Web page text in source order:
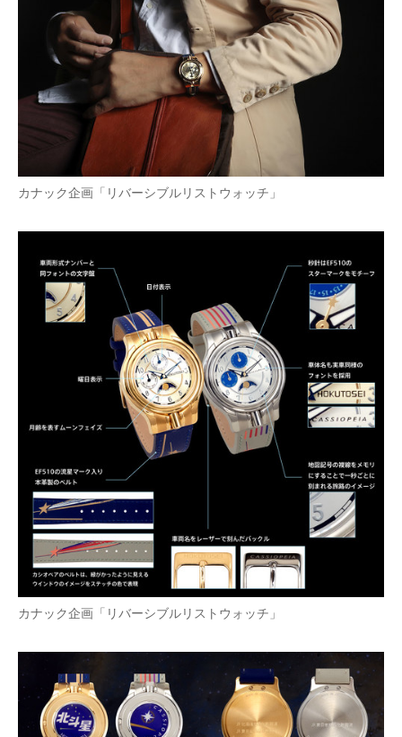
カナック企画「リバーシブルリストウォッチ」
カナック企画「リバーシブルリストウォッチ」